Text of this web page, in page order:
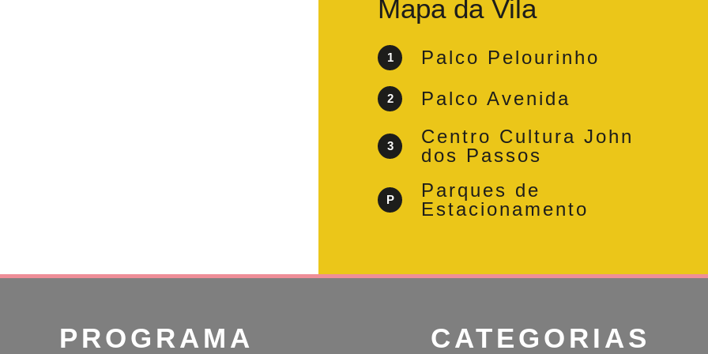
Mapa da Vila
1 Palco Pelourinho
2 Palco Avenida
3
Centro Cultura John
dos Passos
P
Parques de
Estacionamento
PROGRAMA CATEGORIAS